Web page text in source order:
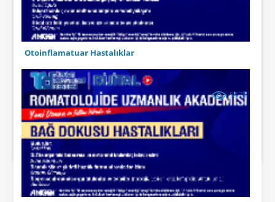
Otoinflamatuar Hastalıklar
5475